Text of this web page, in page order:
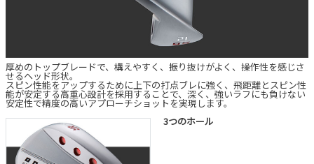
厚めのトップブレードで、構えやすく、振り抜けがよく、操作性を感じさ
せるヘッド形状。
スピン性能をアップするために上下の打点ブレに強く、飛距離とスピン性
能が安定する高重心設計を採用することで、深く、強いラフにも負けない
安定性で精度の高いアプローチショットを実現します。
3つのホール